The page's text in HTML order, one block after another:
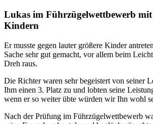
Lukas im Führzügelwettbewerb
Kindern
Er musste gegen lauter größere Kinder
Sache sehr gut gemacht, vor allem beim
Dreh raus.
Die Richter waren sehr begeistert von seiner
Ihm einen 3. Platz zu und lobten seine
wenn er so weiter übte würden wir Ihn wohl
Nach der Prüfung im Führzügelwettbewerb